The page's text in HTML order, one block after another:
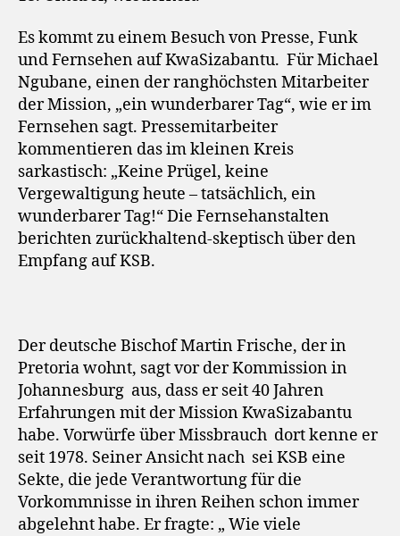
Es kommt zu einem Besuch von Presse, Funk
und Fernsehen auf KwaSizabantu. Für Michael
Ngubane, einen der ranghöchsten Mitarbeiter
der Mission, „ein wunderbarer Tag“, wie er im
Fernsehen sagt. Pressemitarbeiter
kommentieren das im kleinen Kreis
sarkastisch: „Keine Prügel, keine
Vergewaltigung heute – tatsächlich, ein
wunderbarer Tag!“ Die Fernsehanstalten
berichten zurückhaltend-skeptisch über den
Empfang auf KSB.
Der deutsche Bischof Martin Frische, der in
Pretoria wohnt, sagt vor der Kommission in
Johannesburg aus, dass er seit 40 Jahren
Erfahrungen mit der Mission KwaSizabantu
habe. Vorwürfe über Missbrauch dort kenne er
seit 1978. Seiner Ansicht nach sei KSB eine
Sekte, die jede Verantwortung für die
Vorkommnisse in ihren Reihen schon immer
abgelehnt habe. Er fragte: „ Wie viele